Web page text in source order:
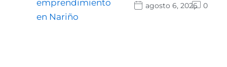
agosto 6, 2026
0